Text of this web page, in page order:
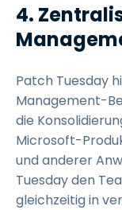
4.
Patch Tuesday
Management-
die
Microsoft-
und anderer
Tuesday den
gleichzeitig in